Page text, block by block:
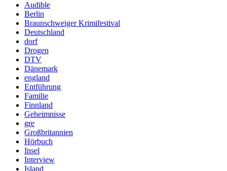
Audible
Berlin
Braunschweiger Krimifestival
Deutschland
dorf
Drogen
DTV
Dänemark
england
Entführung
Familie
Finnland
Geheimnisse
gre
Großbritannien
Hörbuch
Insel
Interview
Island